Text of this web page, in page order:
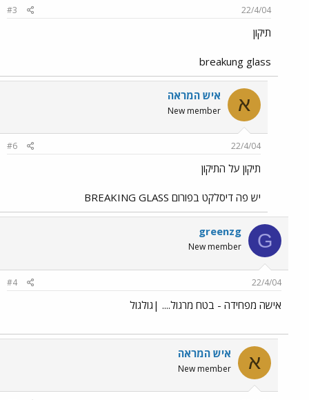
22/4/04
#3
תיקון
breakung glass
א איש המראה
New member
22/4/04
#6
תיקון על התיקון
יש פה דיסלקט בפורום BREAKING GLASS
G
greenzg
New member
22/4/04
#4
אישה מפחידה - בטח מרגול.... |גולגול
א איש המראה
New member